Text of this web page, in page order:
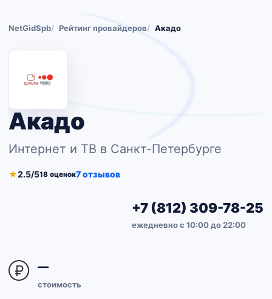
NetGidSpb Рейтинг провайдеров Акадо
Акадо
Интернет и ТВ в Санкт-Петербурге
★2.5/518 оценок7 отзывов
+7 (812) 309-78-25
ежедневно с 10:00 до 22:00
—
стоимость